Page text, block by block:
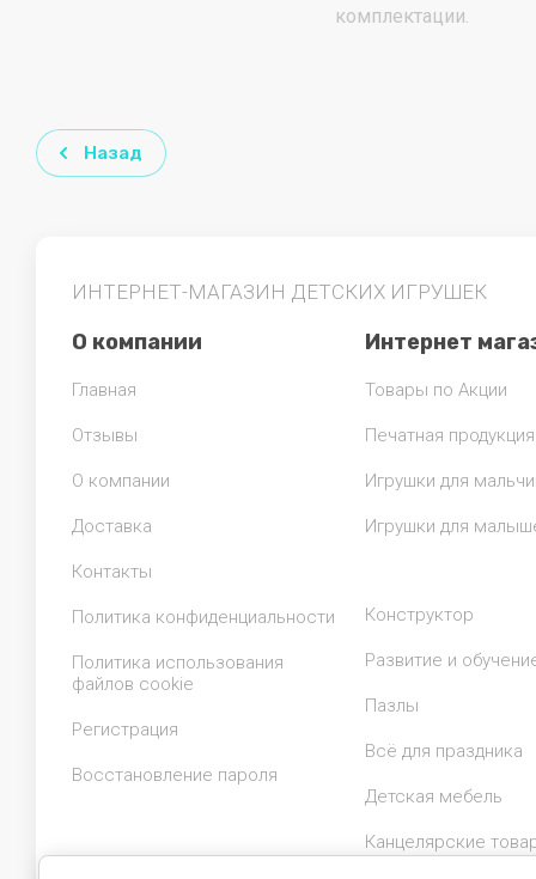
комплектации.
Назад
ИНТЕРНЕТ-МАГАЗИН ДЕТСКИХ ИГРУШЕК
О компании
Главная
Отзывы
О компании
Доставка
Контакты
Политика конфиденциальности
Политика использования
файлов cookie
Регистрация
Восстановление пароля
Интернет
Товары по Акции
Печатная продукция
Игрушки для
Игрушки для
Конструктор
Развитие и
Пазлы
Всё для праздника
Детская мебель
Канцелярские